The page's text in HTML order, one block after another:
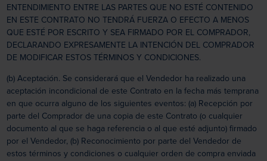
ENTENDIMIENTO ENTRE LAS PARTES QUE NO ESTÉ CONTENIDO
EN ESTE CONTRATO NO TENDRÁ FUERZA O EFECTO A MENOS
QUE ESTÉ POR ESCRITO Y SEA FIRMADO POR EL COMPRADOR,
DECLARANDO EXPRESAMENTE LA INTENCIÓN DEL COMPRADOR
DE MODIFICAR ESTOS TÉRMINOS Y CONDICIONES.
(b) Aceptación. Se considerará que el Vendedor ha realizado una
aceptación incondicional de este Contrato en la fecha más temprana
en que ocurra alguno de los siguientes eventos: (a) Recepción por
parte del Comprador de una copia de este Contrato (o cualquier
documento al que se haga referencia o al que esté adjunto) firmado
por el Vendedor, (b) Reconocimiento por parte del Vendedor de
estos términos y condiciones o cualquier orden de compra enviada